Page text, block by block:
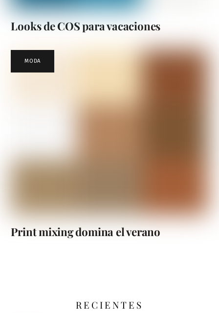
Looks de COS para vacaciones
MODA
Print mixing domina el verano
RECIENTES